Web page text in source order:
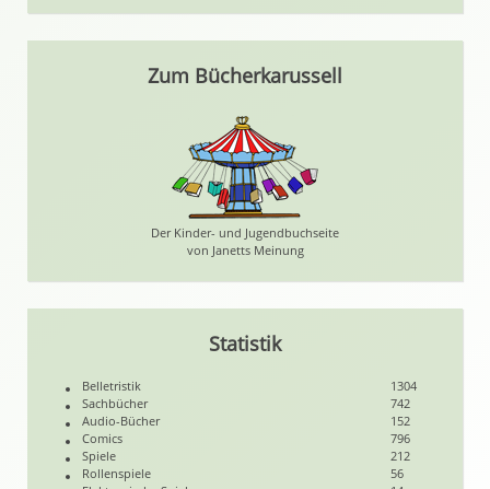
Zum Bücherkarussell
Der Kinder- und Jugendbuchseite
von Janetts Meinung
Statistik
Belletristik
1304
Sachbücher
742
Audio-Bücher
152
Comics
796
Spiele
212
Rollenspiele
56